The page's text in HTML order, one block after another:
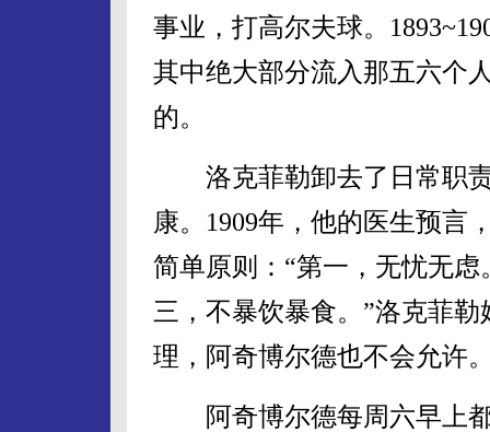
事业，打高尔夫球。
其中绝大部分流入那五六个
的。
洛克菲勒卸去了日常职责
康。1909年，他的医生预言
简单原则：“第一，无忧无
三，不暴饮暴食。”洛克菲
理，阿奇博尔德也不会允许
阿奇博尔德每周六早上都